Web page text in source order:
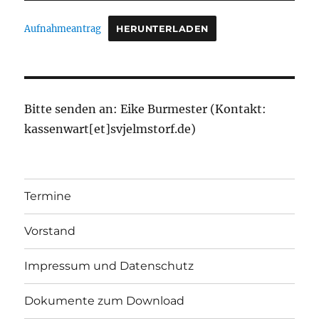
Aufnahmeantrag HERUNTERLADEN
Bitte senden an: Eike Burmester (Kontakt:
kassenwart[et]svjelmstorf.de)
Termine
Vorstand
Impressum und Datenschutz
Dokumente zum Download